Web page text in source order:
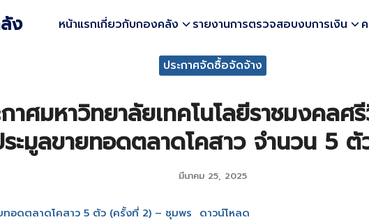
ง หน้าแรกเกี่ยวกับกองคลัง รายงานการตรวจสอบงบการเงิน
ประกาศจัดซื้อจัดจ้าง
าศมหาวิทยาลัยเทคโนโลยีราชมงคลศ
ะมูลขายทอดตลาดโคสาว จำนวน 5
มีนาคม 25, 2025
ทอดตลาดโคสาว 5 ตัว (ครั้งที่ 2) – ชุมพร ดาวน์โหลด